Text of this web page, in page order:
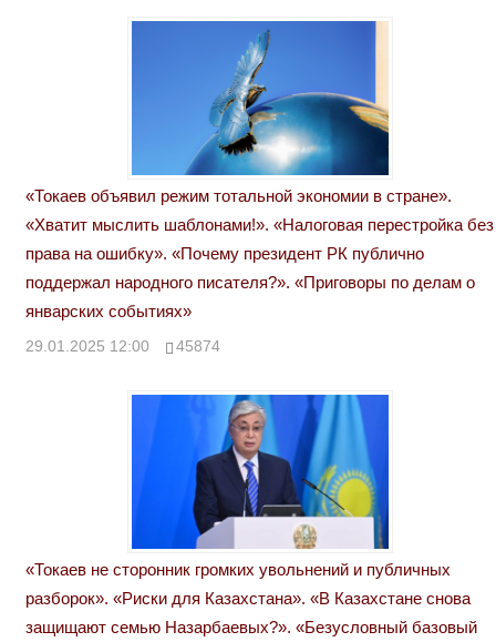
«Токаев объявил режим тотальной экономии в стране».
«Хватит мыслить шаблонами!». «Налоговая перестройка без
права на ошибку». «Почему президент РК публично
поддержал народного писателя?». «Приговоры по делам о
январских событиях»
29.01.2025 12:00 45874
«Токаев не сторонник громких увольнений и публичных
разборок». «Риски для Казахстана». «В Казахстане снова
защищают семью Назарбаевых?». «Безусловный базовый